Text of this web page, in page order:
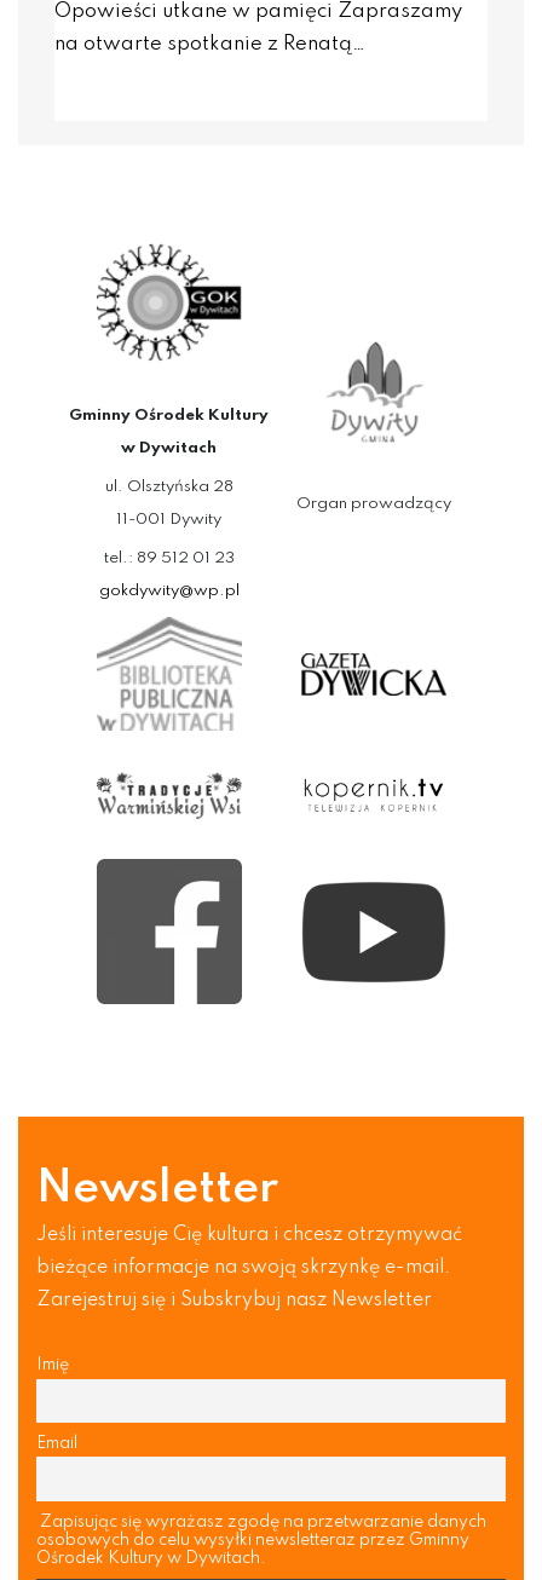
Opowieści utkane w pamięci Zapraszamy
na otwarte spotkanie z Renatą…
Gminny Ośrodek Kultury
w Dywitach
ul. Olsztyńska 28
11-001 Dywity
tel.: 89 512 01 23
gokdywity@wp.pl
Organ prowadzący
Newsletter
Jeśli interesuje Cię kultura i chcesz otrzymywać
bieżące informacje na swoją skrzynkę e-mail.
Zarejestruj się i Subskrybuj nasz Newsletter
Imię
Email
Zapisując się wyrażasz zgodę na przetwarzanie danych
osobowych do celu wysyłki newsletteraz przez Gminny
Ośrodek Kultury w Dywitach.